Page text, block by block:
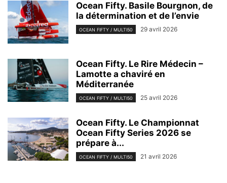
Ocean Fifty. Basile Bourgnon, de
la détermination et de l’envie
OCEAN FIFTY / MULTI50 29 avril 2026
Ocean Fifty. Le Rire Médecin –
Lamotte a chaviré en
Méditerranée
OCEAN FIFTY / MULTI50 25 avril 2026
Ocean Fifty. Le Championnat
Ocean Fifty Series 2026 se
prépare à...
OCEAN FIFTY / MULTI50 21 avril 2026